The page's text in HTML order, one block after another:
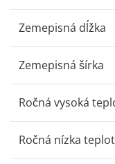
Zemepisná dĺžka
Zemepisná šírka
Ročná vysoká
Ročná nízka